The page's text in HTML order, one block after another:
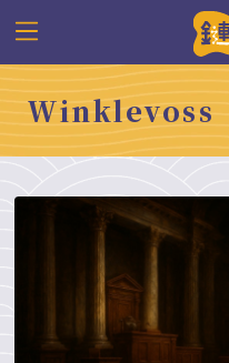
Winklevoss